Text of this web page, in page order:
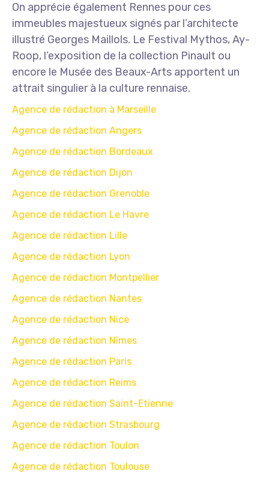
On apprécie également Rennes pour ces
immeubles majestueux signés par l’architecte
illustré Georges Maillols. Le Festival Mythos, Ay-
Roop, l’exposition de la collection Pinault ou
encore le Musée des Beaux-Arts apportent un
attrait singulier à la culture rennaise.
Agence de rédaction à Marseille
Agence de rédaction Angers
Agence de rédaction Bordeaux
Agence de rédaction Dijon
Agence de rédaction Grenoble
Agence de rédaction Le Havre
Agence de rédaction Lille
Agence de rédaction Lyon
Agence de rédaction Montpellier
Agence de rédaction Nantes
Agence de rédaction Nice
Agence de rédaction Nîmes
Agence de rédaction Paris
Agence de rédaction Reims
Agence de rédaction Saint-Etienne
Agence de rédaction Strasbourg
Agence de rédaction Toulon
Agence de rédaction Toulouse